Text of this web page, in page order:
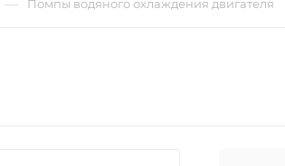
— Помпы водяного охлаждения двигателя